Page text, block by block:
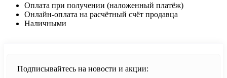
Оплата при получении (наложенный платёж)
Онлайн-оплата на расчётный счёт продавца
Наличными
Подписывайтесь на новости и акции: